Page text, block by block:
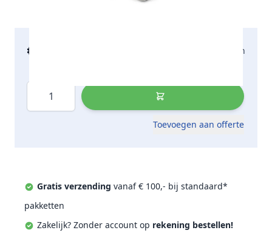
€ 176,96 2-5 werkdagen
Aantal
Toevoegen aan offerte
Gratis verzending vanaf € 100,- bij standaard*
pakketten
Zakelijk? Zonder account op rekening bestellen!